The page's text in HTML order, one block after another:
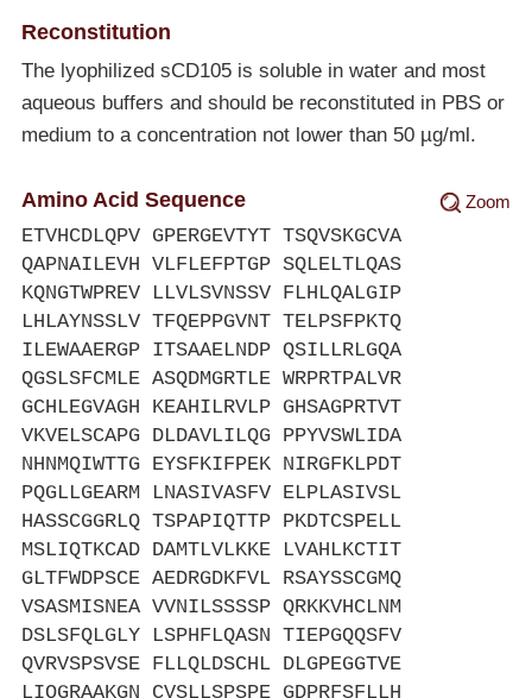
Reconstitution
The lyophilized sCD105 is soluble in water and most
aqueous buffers and should be reconstituted in PBS or
medium to a concentration not lower than 50 µg/ml.
Zoom
Amino Acid Sequence
ETVHCDLQPV GPERGEVTYT TSQVSKGCVA
QAPNAILEVH VLFLEFPTGP SQLELTLQAS
KQNGTWPREV LLVLSVNSSV FLHLQALGIP
LHLAYNSSLV TFQEPPGVNT TELPSFPKTQ
ILEWAAERGP ITSAAELNDP QSILLRLGQA
QGSLSFCMLE ASQDMGRTLE WRPRTPALVR
GCHLEGVAGH KEAHILRVLP GHSAGPRTVT
VKVELSCAPG DLDAVLILQG PPYVSWLIDA
NHNMQIWTTG EYSFKIFPEK NIRGFKLPDT
PQGLLGEARM LNASIVASFV ELPLASIVSL
HASSCGGRLQ TSPAPIQTTP PKDTCSPELL
MSLIQTKCAD DAMTLVLKKE LVAHLKCTIT
GLTFWDPSCE AEDRGDKFVL RSAYSSCGMQ
VSASMISNEA VVNILSSSSP QRKKVHCLNM
DSLSFQLGLY LSPHFLQASN TIEPGQQSFV
QVRVSPSVSE FLLQLDSCHL DLGPEGGTVE
LIQGRAAKGN CVSLLSPSPE GDPRFSFLLH